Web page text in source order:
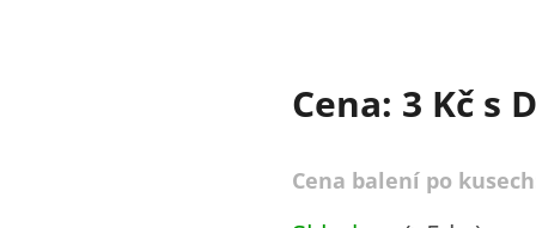
Cena: 3 Kč s
Cena balení po